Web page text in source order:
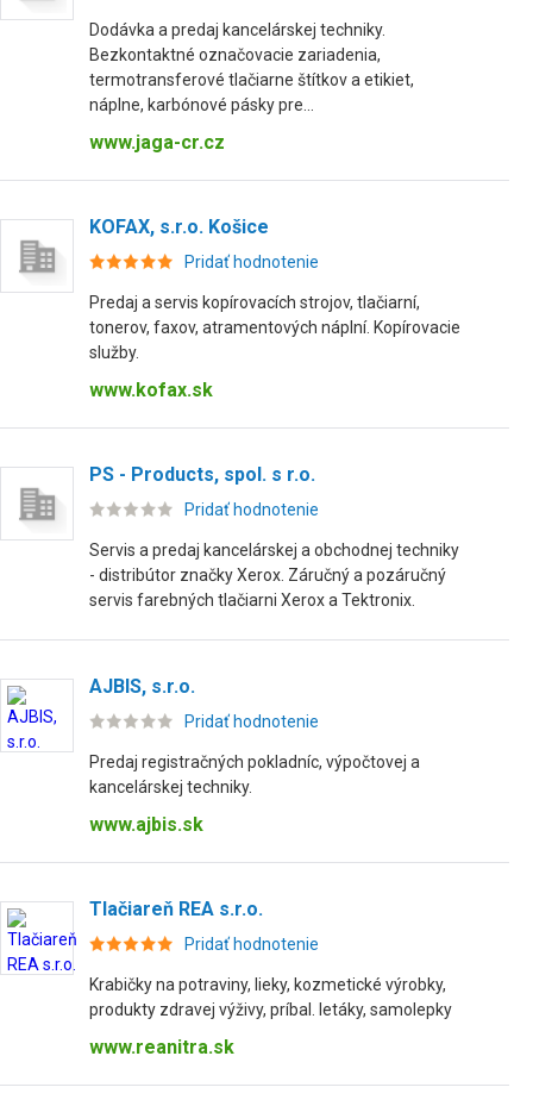
Dodávka a predaj kancelárskej techniky.
Bezkontaktné označovacie zariadenia,
termotransferové tlačiarne štítkov a etikiet,
náplne, karbónové pásky pre...
www.jaga-cr.cz
KOFAX, s.r.o. Košice
Pridať hodnotenie
Predaj a servis kopírovacích strojov, tlačiarní,
tonerov, faxov, atramentových náplní. Kopírovacie
služby.
www.kofax.sk
PS - Products, spol. s r.o.
Pridať hodnotenie
Servis a predaj kancelárskej a obchodnej techniky
- distribútor značky Xerox. Záručný a pozáručný
servis farebných tlačiarni Xerox a Tektronix.
AJBIS, s.r.o.
Pridať hodnotenie
Predaj registračných pokladníc, výpočtovej a
kancelárskej techniky.
www.ajbis.sk
Tlačiareň REA s.r.o.
Pridať hodnotenie
Krabičky na potraviny, lieky, kozmetické výrobky,
produkty zdravej výživy, príbal. letáky, samolepky
www.reanitra.sk